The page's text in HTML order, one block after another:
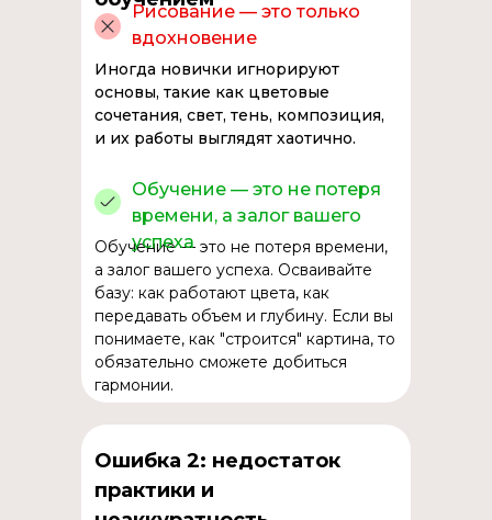
Ошибка 2: недостаток
практики и
Обучение — это не потеря времени,
а залог вашего успеха. Осваивайте
базу: как работают цвета, как
передавать объем и глубину. Если вы
понимаете, как "строится" картина, то
обязательно сможете добиться
гармонии.
Обучение — это не потеря
времени, а залог вашего
успеха
Рисование — это только
вдохновение
Иногда новички игнорируют
основы, такие как цветовые
сочетания, свет, тень, композиция,
и их работы выглядят хаотично.